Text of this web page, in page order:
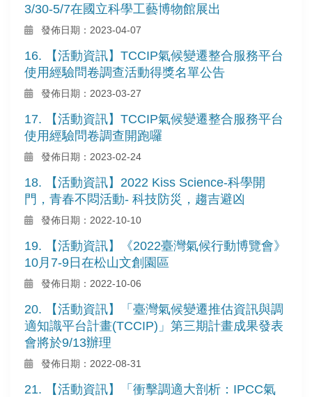
3/30-5/7在國立科學工藝博物館展出
發佈日期：2023-04-07
16. 【活動資訊】TCCIP氣候變遷整合服務平台
使用經驗問卷調查活動得獎名單公告
發佈日期：2023-03-27
17. 【活動資訊】TCCIP氣候變遷整合服務平台
使用經驗問卷調查開跑囉
發佈日期：2023-02-24
18. 【活動資訊】2022 Kiss Science-科學開
門，青春不悶活動- 科技防災，趨吉避凶
發佈日期：2022-10-10
19. 【活動資訊】《2022臺灣氣候行動博覽會》
10月7-9日在松山文創園區
發佈日期：2022-10-06
20. 【活動資訊】「臺灣氣候變遷推估資訊與調
適知識平台計畫(TCCIP)」第三期計畫成果發表
會將於9/13辦理
發佈日期：2022-08-31
21. 【活動資訊】「衝擊調適大剖析：IPCC氣